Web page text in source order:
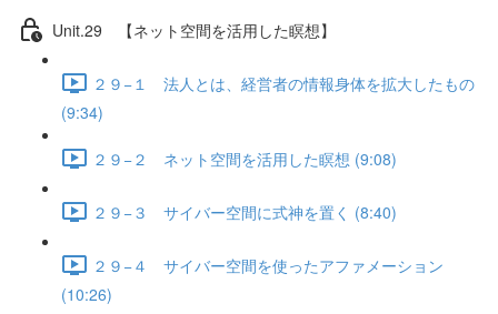
Unit.29 【ネット空間を活用した瞑想】
２９−１ 法人とは、経営者の情報身体を拡大したもの
(9:34)
２９−２ ネット空間を活用した瞑想 (9:08)
２９−３ サイバー空間に式神を置く (8:40)
２９−４ サイバー空間を使ったアファメーション
(10:26)